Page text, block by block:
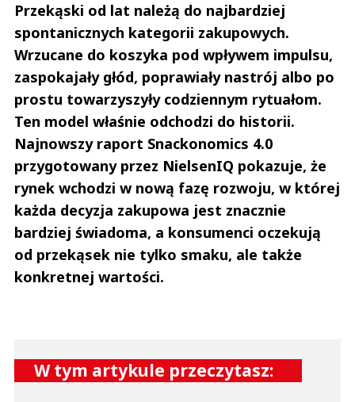
Przekąski od lat należą do najbardziej
spontanicznych kategorii zakupowych.
Wrzucane do koszyka pod wpływem impulsu,
zaspokajały głód, poprawiały nastrój albo po
prostu towarzyszyły codziennym rytuałom.
Ten model właśnie odchodzi do historii.
Najnowszy raport Snackonomics 4.0
przygotowany przez NielsenIQ pokazuje, że
rynek wchodzi w nową fazę rozwoju, w której
każda decyzja zakupowa jest znacznie
bardziej świadoma, a konsumenci oczekują
od przekąsek nie tylko smaku, ale także
konkretnej wartości.
W tym artykule przeczytasz: